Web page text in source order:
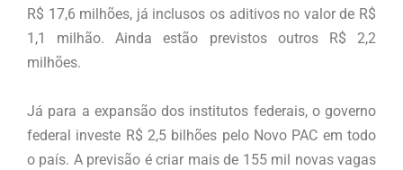
R$ 17,6 milhões, já inclusos os aditivos no valor de R$
1,1 milhão. Ainda estão previstos outros R$ 2,2
milhões.
Já para a expansão dos institutos federais, o governo
federal investe R$ 2,5 bilhões pelo Novo PAC em todo
o país. A previsão é criar mais de 155 mil novas vagas